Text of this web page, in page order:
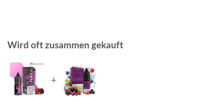
Wird oft zusammen gekauft
+